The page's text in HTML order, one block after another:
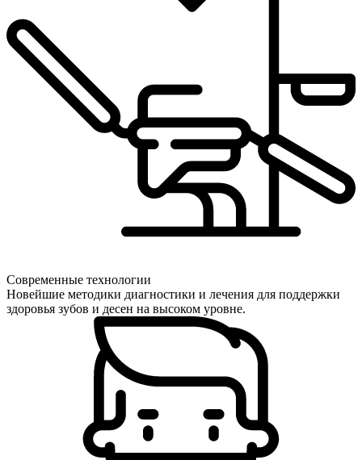
Современные технологии
Новейшие методики диагностики и лечения для поддержки
здоровья зубов и десен на высоком уровне.